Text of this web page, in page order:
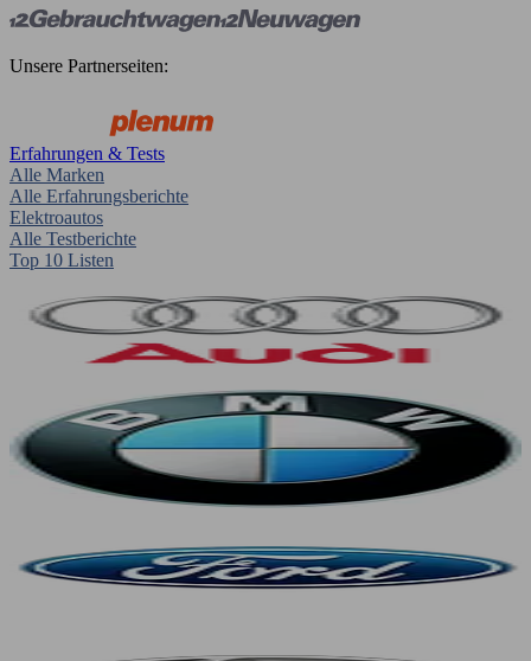
Unsere Partnerseiten:
Erfahrungen & Tests
Alle Marken
Alle Erfahrungsberichte
Elektroautos
Alle Testberichte
Top 10 Listen